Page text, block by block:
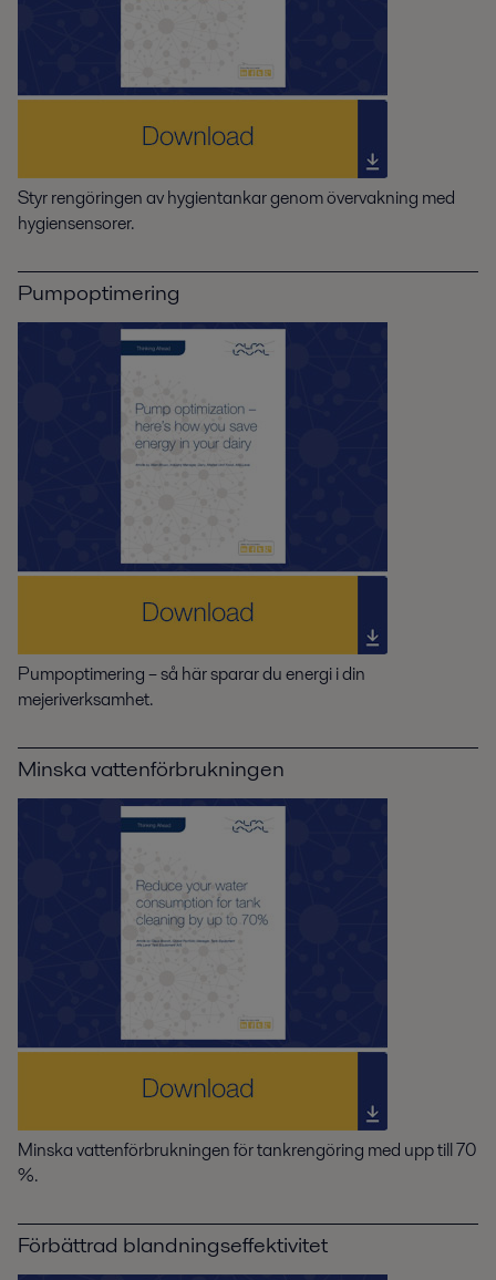
Styr rengöringen av hygientankar genom övervakning med
hygiensensorer.
Pumpoptimering
Pumpoptimering – så här sparar du energi i din
mejeriverksamhet.
Minska vattenförbrukningen
Minska vattenförbrukningen för tankrengöring med upp till 70
%.
Förbättrad blandningseffektivitet